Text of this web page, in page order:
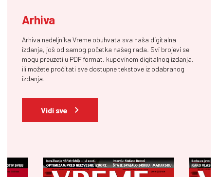
Arhiva
Arhiva nedeljnika Vreme obuhvata sva naša digitalna
izdanja, još od samog početka našeg rada. Svi brojevi se
mogu preuzeti u PDF format, kupovinom digitalnog izdanja,
ili možete pročitati sve dostupne tekstove iz odabranog
izdanja.
Vidi sve